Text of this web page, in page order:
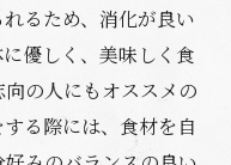
るため、消化が良い
優しく、美味しく食
の人にもオススメの
る際には、食材を自